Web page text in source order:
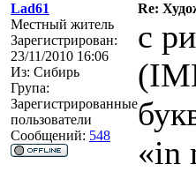
Lad61
Re:
Местный житель
Зарегистрирован:
23/11/2010 16:06
Из: Сибирь
Група:
Зарегистрированные
пользователи
Сообщений: 548
с
«in